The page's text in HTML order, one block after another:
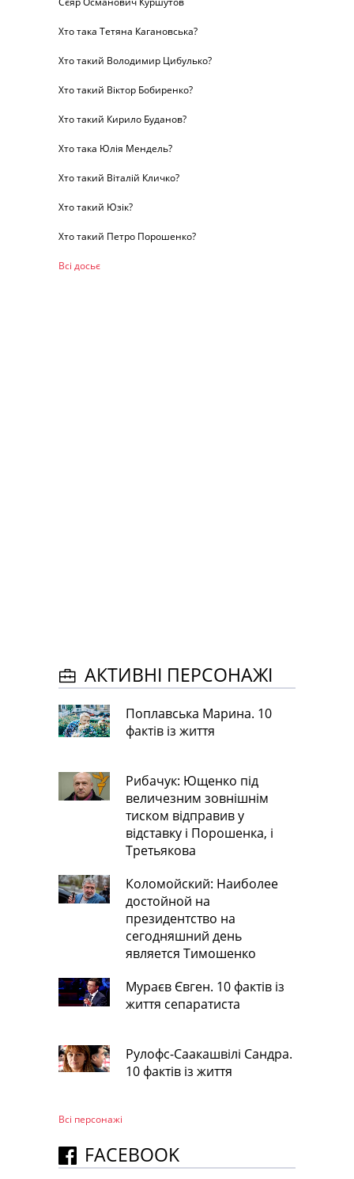
Хто така Тетяна Кагановська?
Хто такий Володимир Цибулько?
Хто такий Віктор Бобиренко?
Хто такий Кирило Буданов?
Хто така Юлія Мендель?
Хто такий Віталій Кличко?
Хто такий Юзік?
Хто такий Петро Порошенко?
Всі досьє
АКТИВНІ ПЕРСОНАЖІ
Поплавська Марина. 10
фактів із життя
Рибачук: Ющенко під
величезним зовнішнім
тиском відправив у
відставку і Порошенка, і
Третьякова
Коломойский: Наиболее
достойной на
президентство на
сегодняшний день
является Тимошенко
Мураєв Євген. 10 фактів із
життя сепаратиста
Рулофс-Саакашвілі Сандра.
10 фактів із життя
Всі персонажi
FACEBOOK